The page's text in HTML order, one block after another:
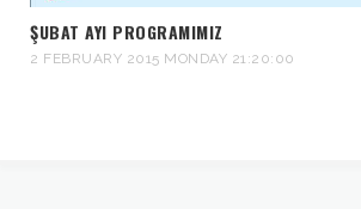
ŞUBAT AYI PROGRAMIMIZ
2 FEBRUARY 2015 MONDAY 21:20:00